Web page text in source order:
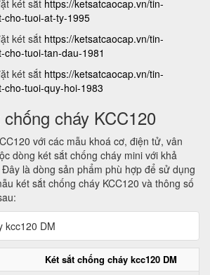
két sắt https://ketsatcaocap.vn/tin-
cho-tuoi-at-ty-1995
két sắt https://ketsatcaocap.vn/tin-
tuoi-tan-dau-1981
két sắt https://ketsatcaocap.vn/tin-
tuoi-quy-hoi-1983
cháy KCC120
với các mẫu khoá cơ, điện tử, vân
dòng két sắt chống cháy mini với khả
là dòng sản phẩm phù hợp để sử dụng
két sắt chống cháy KCC120 và thông số
Két sắt chống cháy kcc120 DM